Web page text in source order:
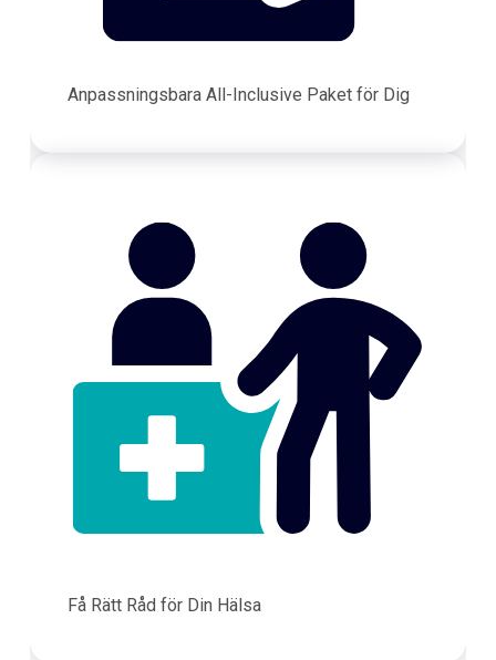
Anpassningsbara All-Inclusive Paket för Dig
Få Rätt Råd för Din Hälsa